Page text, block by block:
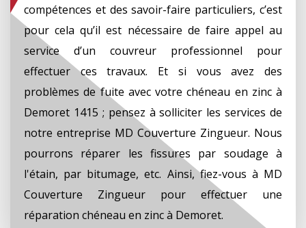
compétences et des savoir-faire particuliers, c’est
pour cela qu’il est nécessaire de faire appel au
service d’un couvreur professionnel pour
effectuer ces travaux. Et si vous avez des
problèmes de fuite avec votre chéneau en zinc à
Demoret 1415 ; pensez à solliciter les services de
notre entreprise MD Couverture Zingueur. Nous
pourrons réparer les fissures par soudage à
l'étain, par bitumage, etc. Ainsi, fiez-vous à MD
Couverture Zingueur pour effectuer une
réparation chéneau en zinc à Demoret.